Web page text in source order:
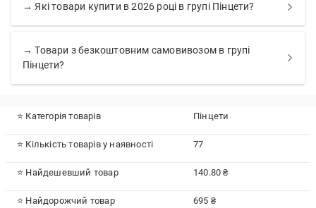
→ Які товари купити в 2026 році в групі Пінцети?
→ Товари з безкоштовним самовивозом в групі
Пінцети?
⭐ Категорія товарів Пінцети
⭐ Кількість товарів у наявності 77
⭐ Найдешевший товар 140.80 ₴
⭐ Найдорожчий товар 695 ₴